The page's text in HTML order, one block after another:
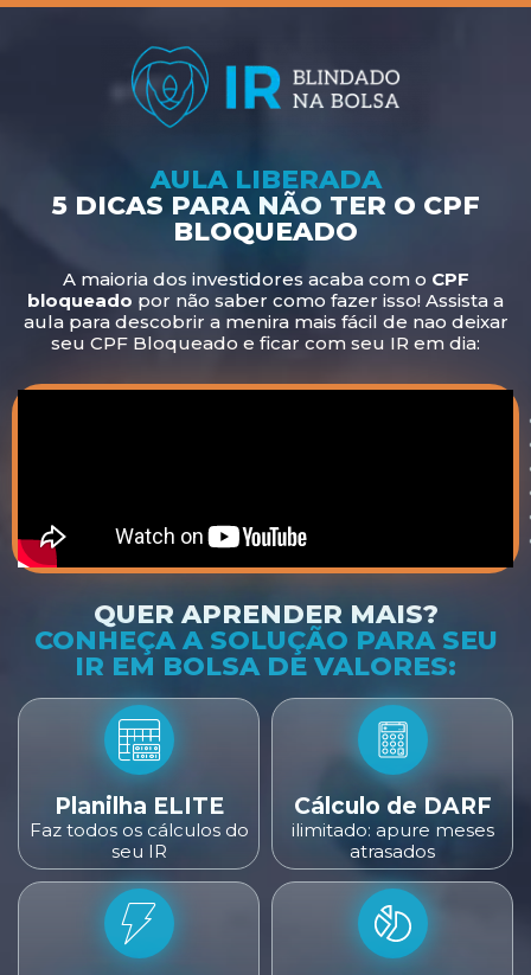
AULA LIBERADA
5 DICAS PARA NÃO TER O CPF
BLOQUEADO
A maioria dos investidores acaba com o CPF
bloqueado por não saber como fazer isso! Assista a
aula para descobrir a menira mais fácil de nao deixar
seu CPF Bloqueado e ficar com seu IR em dia:
QUER APRENDER MAIS?
CONHEÇA A SOLUÇÃO PARA SEU
IR EM BOLSA DE VALORES:
Planilha ELITE
Faz todos os cálculos do
seu IR
Cálculo de DARF
ilimitado: apure meses
atrasados